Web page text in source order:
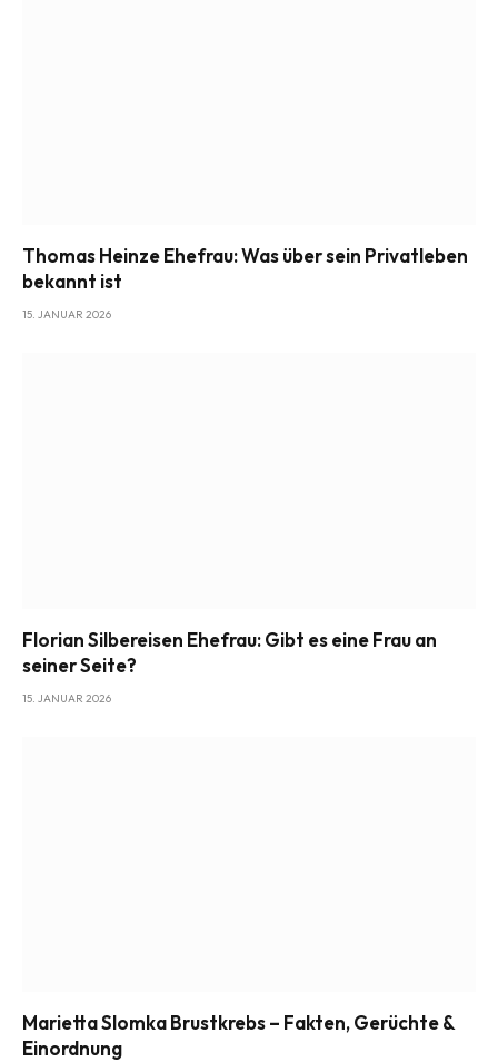
Thomas Heinze Ehefrau: Was über sein Privatleben
bekannt ist
15. JANUAR 2026
Florian Silbereisen Ehefrau: Gibt es eine Frau an
seiner Seite?
15. JANUAR 2026
Marietta Slomka Brustkrebs – Fakten, Gerüchte &
Einordnung